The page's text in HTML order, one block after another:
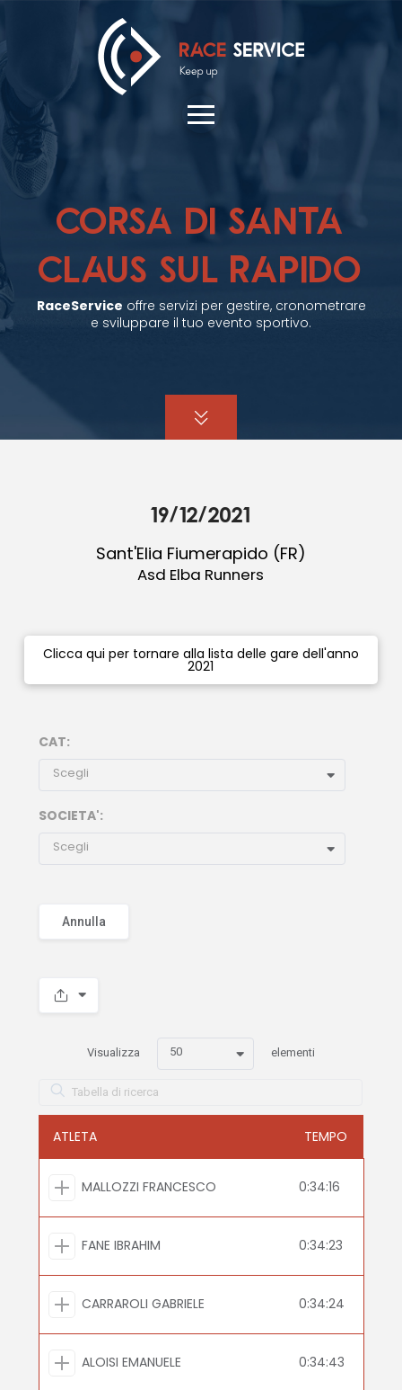
CORSA DI SANTA
CLAUS SUL RAPIDO
RaceService offre servizi per gestire, cronometrare
e sviluppare il tuo evento sportivo.
19/12/2021
Sant'Elia Fiumerapido (FR)
Asd Elba Runners
Clicca qui per tornare alla lista delle gare dell'anno
2021
CAT:
Scegli
SOCIETA':
Scegli
Annulla
Visualizza 50 elementi
ATLETA TEMPO
MALLOZZI FRANCESCO 0:34:16
FANE IBRAHIM 0:34:23
CARRAROLI GABRIELE 0:34:24
ALOISI EMANUELE 0:34:43